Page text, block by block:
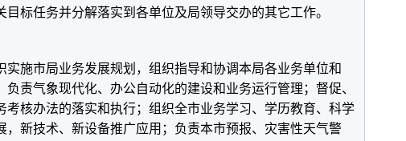
标任务并分解落实到各单位及局领导交办的其它工作。
施市局业务发展规划，组织指导和协调本局各业务单位和
负责气象现代化、办公自动化的建设和业务运行管理；督促、
考核办法的落实和执行；组织全市业务学习、学历教育、科学
，新技术、新设备推广应用；负责本市预报、灾害性天气警